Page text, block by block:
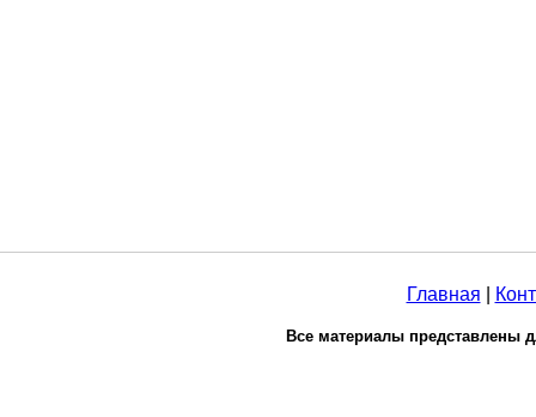
Главная
Все материалы представлены